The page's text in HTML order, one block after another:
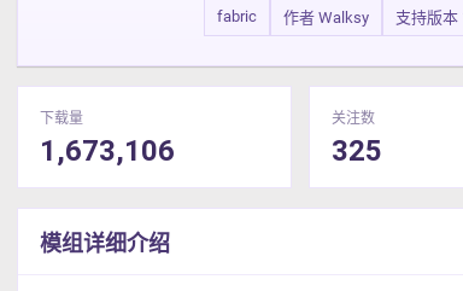
fabric 作者 Walksy 支持版本
下载量
1,673,106
关注数
325
模组详细介绍